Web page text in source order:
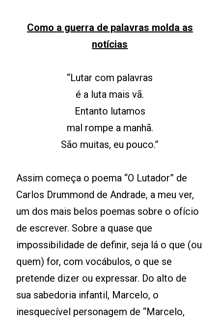
Como a guerra de palavras molda as
notícias
“Lutar com palavras
é a luta mais vã.
Entanto lutamos
mal rompe a manhã.
São muitas, eu pouco.”
Assim começa o poema “O Lutador” de
Carlos Drummond de Andrade, a meu ver,
um dos mais belos poemas sobre o ofício
de escrever. Sobre a quase que
impossibilidade de definir, seja lá o que (ou
quem) for, com vocábulos, o que se
pretende dizer ou expressar. Do alto de
sua sabedoria infantil, Marcelo, o
inesquecível personagem de “Marcelo,